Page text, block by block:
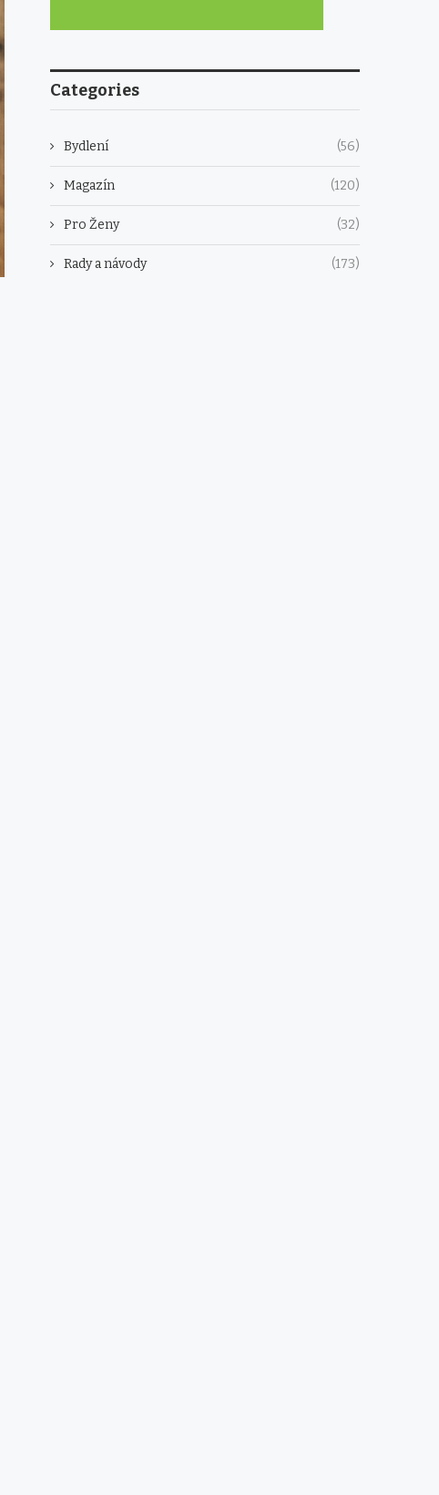
Categories
Bydlení (56)
Magazín (120)
Pro Ženy (32)
Rady a návody (173)